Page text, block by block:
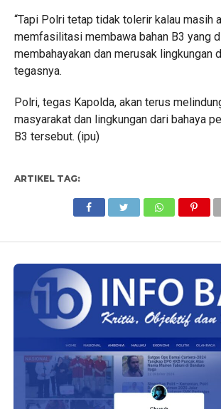
“Tapi Polri tetap tidak tolerir kalau masih
memfasilitasi membawa bahan B3 yang
membahayakan dan merusak lingkungan
tegasnya.
Polri, tegas Kapolda, akan terus
masyarakat dan lingkungan dari bahaya
B3 tersebut. (ipu)
ARTIKEL TAG: